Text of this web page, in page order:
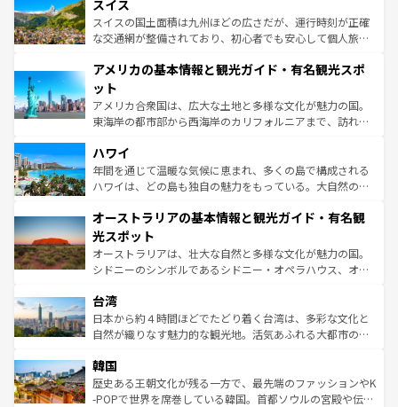
を参照してほしい。
は、お酒好きな人にはぜひ体験してほしい。 なお、新着の
ドイツ情報はコンテンツ一覧を参照してほしい。
リアごとに異なる魅力がある。また、優雅なアフタヌーン
ティー、ビール好きにはたまらない英国パブ、サッカー観
戦など、本場だからこそできる体験も豊富。イギリスを旅
ンツ一覧を参照してほしい。
スイス
スイスの国土面積は九州ほどの広さだが、運行時刻が正確
な交通網が整備されており、初心者でも安心して個人旅行
の建物がそのまま残る町や、スイスならではのユニークな
博物館もあり、アルプス観光だけでなく町歩きも満喫する
ことができる。国民の所得が高いため物価も高いが、旅行
者向けの交通パス提供のサービスもあり、うまく活用すれ
着のスイス情報は
アメリカの基本情報と観光ガイド・有名観光スポ
ット
アメリカ合衆国は、広大な土地と多様な文化が魅力の国。
東海岸の都市部から西海岸のカリフォルニアまで、訪れる
のような巨大都市は、観光、ショッピング、エンターテイ
ンメントが詰まった刺激的なスポットだ。一方、アメリカ
西部には大自然が広がり、グランドキャニオンやイエロー
部のニューオーリンズでは、音楽と美食が融合した独特の
文化が魅力。旅行者はアメリカの各地域で異なる魅力を楽
しみながら、その多様性と豊かな歴史を感じることができ
るだろう。車でのロードトリップや列車の旅も、アメリカ
情報は
ハワイ
年間を通じて温暖な気候に恵まれ、多くの島で構成される
ハワイは、どの島も独自の魅力をもっている。大自然の神
ワイ島は見逃せない。また、定番の観光地といえばオアフ
島だが、静かな自然を求めるならマウイ島やカウアイ島が
おすすめ。エメラルドグリーンに輝く海をはじめ、豊かな
文化や歴史が息づいている。「アロハスピリット」と呼ば
人々、おいしいローカルフードやハワイアンミュージッ
ク、伝統的なフラダンスなど、すべてがハワイの魅力を彩
っている。訪れるたびに新しい発見と感動が待っているハ
はコンテンツ一覧
オーストラリアの基本情報と観光ガイド・有名観
光スポット
オーストラリアは、壮大な自然と多様な文化が魅力の国。
シドニーのシンボルであるシドニー・オペラハウス、オー
リアリーフや大陸中央部にそびえるウルル（エアーズロッ
ク）、タスマニアの美しい原生林やケアンズの熱帯雨林な
ど、見どころがたくさん。また、カフェやワイン、オージ
いる。アクティビティも充実しており、サーフィンやダイ
ビング、ハイキングなど、アウトドア好きにはたまらな
い。オーストラリアの多彩な魅力を存分に味わいつくそ
台湾
日本から約４時間ほどでたどり着く台湾は、多彩な文化と
自然が織りなす魅力的な観光地。活気あふれる大都市の台
ン）、静ひつな山岳地帯である台湾東部など、都市の喧騒
と山間の静けさが共存しており、訪れる人に新しい発見と
驚きをもたらしてくれる。また、奥深い台湾の食文化も魅
韓国
歴史ある王朝文化が残る一方で、最先端のファッションやK
-POPで世界を席巻している韓国。首都ソウルの宮殿や伝統